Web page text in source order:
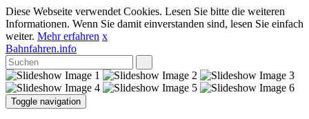
Diese Webseite verwendet Cookies. Lesen Sie bitte die weiteren
Informationen. Wenn Sie damit einverstanden sind, lesen Sie einfach
weiter. Mehr erfahren x
Bahnfahren.info
Toggle navigation